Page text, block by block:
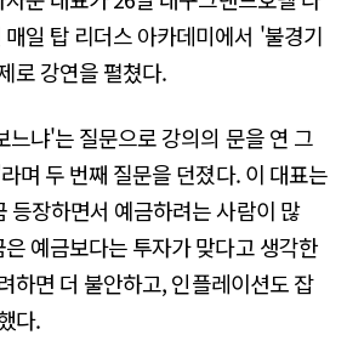
일 탑 리더스 아카데미에서 '불경기
로 강연을 펼쳤다.
느냐'는 질문으로 강의의 문을 연 그
며 두 번째 질문을 던졌다. 이 대표는
등장하면서 예금하려는 사람이 많
예금보다는 투자가 맞다고 생각한
하면 더 불안하고, 인플레이션도 잡
다.